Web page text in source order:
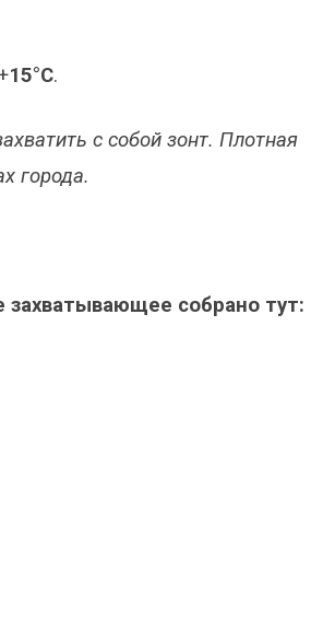
15°C.
с собой зонт. Плотная
города.
захватывающее собрано тут: